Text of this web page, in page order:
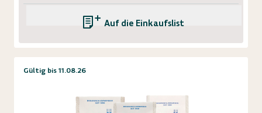
Auf die Einkaufsliste
Gültig bis 11.08.26